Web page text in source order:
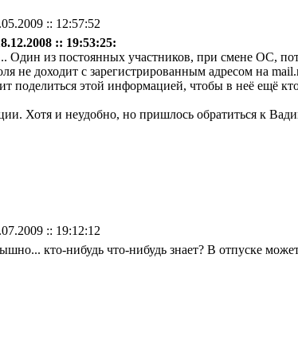
:: 12:57:52
:: 19:53:25:
Один из постоянных участников, при смене ОС,
не доходит с зарегистрированным адресом на
поделиться этой информацией, чтобы в неё ещё
Хотя и неудобно, но пришлось обратиться к
:: 19:12:12
кто-нибудь что-нибудь знает? В отпуске